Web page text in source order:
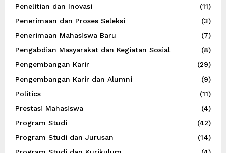
Penelitian dan Inovasi
(11)
Penerimaan dan Proses Seleksi
(3)
Penerimaan Mahasiswa Baru
(7)
Pengabdian Masyarakat dan Kegiatan Sosial
(8)
Pengembangan Karir
(29)
Pengembangan Karir dan Alumni
(9)
Politics
(11)
Prestasi Mahasiswa
(4)
Program Studi
(42)
Program Studi dan Jurusan
(14)